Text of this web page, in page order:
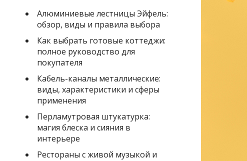
Алюминиевые лестницы Эйфель:
обзор, виды и правила выбора
Как выбрать готовые коттеджи:
полное руководство для
покупателя
Кабель-каналы металлические:
виды, характеристики и сферы
применения
Перламутровая штукатурка:
магия блеска и сияния в
интерьере
Рестораны с живой музыкой и